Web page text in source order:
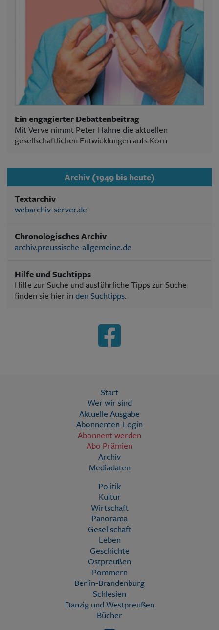
Ein engagierter Debattenbeitrag
Mit Verve nimmt Peter Hahne die aktuellen
gesellschaftlichen Entwicklungen aufs Korn
Archiv (1949 bis heute)
Textarchiv
webarchiv-server.de
Chronologisches Archiv
archiv.preussische-allgemeine.de
Hilfe und Suchtipps
Hilfe zur Suche und ausführliche Tipps zur Suche
finden sie hier in den Suchtipps.
Start
Wer wir sind
Aktuelle Ausgabe
Abonnenten-Login
Abonnent werden
Abo Prämien
Archiv
Mediadaten
Politik
Kultur
Wirtschaft
Panorama
Gesellschaft
Leben
Geschichte
Ostpreußen
Pommern
Berlin-Brandenburg
Schlesien
Danzig und Westpreußen
Bücher